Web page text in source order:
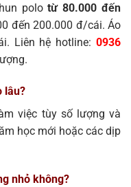
polotừ 80.000 đến
đến 200.000 đ/cái. Áo
Liên hệ hotline: 0936
lâu?
việc tùy số lượng và
học mới hoặc các dịp
nhỏ không?